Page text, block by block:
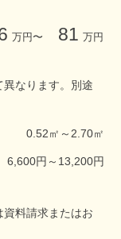
万円〜 81 万円
なります。別途
0.52㎡～2.70㎡
6,600円～13,200円
料請求またはお